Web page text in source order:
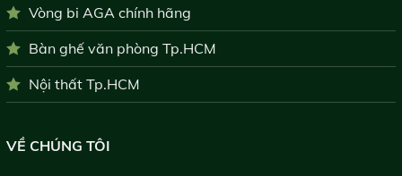
Vòng bi AGA chính hãng
Bàn ghế văn phòng Tp.HCM
Nội thất Tp.HCM
VỀ CHÚNG TÔI